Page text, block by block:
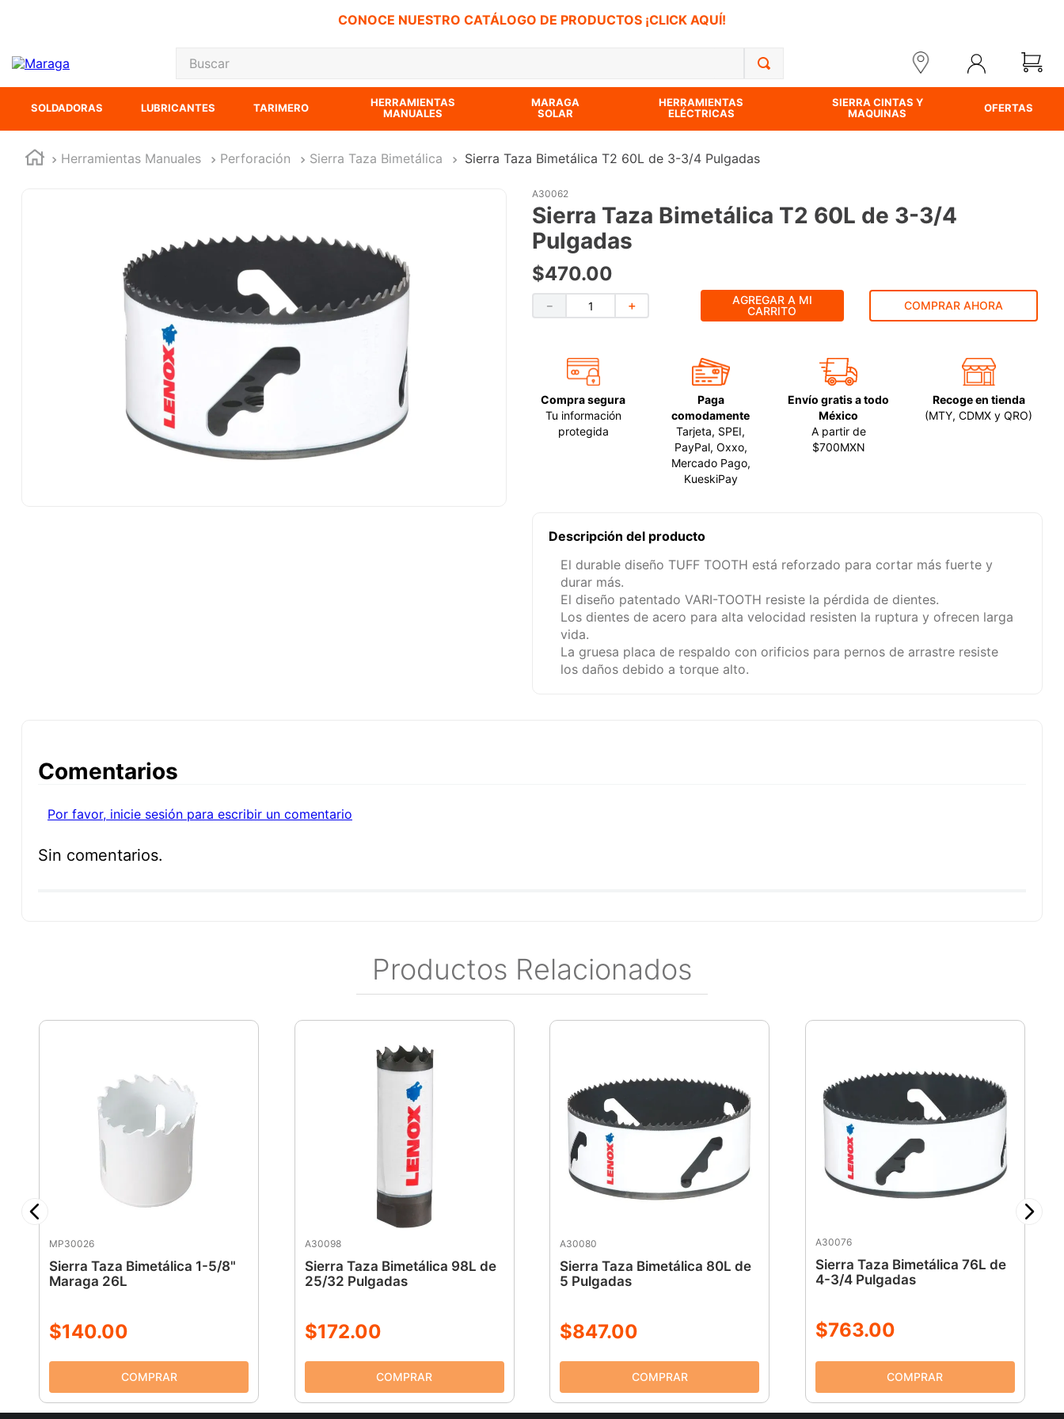
CONOCE NUESTRO CATÁLOGO DE PRODUCTOS ¡CLICK AQUÍ!
Buscar
SOLDADORAS LUBRICANTES TARIMERO
HERRAMIENTAS
MANUALES
MARAGA
SOLAR
HERRAMIENTAS
ELÉCTRICAS
SIERRA CINTAS Y
MAQUINAS
OFERTAS
Herramientas Manuales Perforación Sierra Taza Bimetálica Sierra Taza Bimetálica T2 60L de 3-3/4 Pulgadas
A30062
Sierra Taza Bimetálica T2 60L de 3-3/4
Pulgadas
$470.00
＋
－
AGREGAR A MI
CARRITO
COMPRAR AHORA
Compra segura
Tu información
protegida
Paga
comodamente
Tarjeta, SPEI,
PayPal, Oxxo,
Mercado Pago,
KueskiPay
Envío gratis a todo
México
A partir de
$700MXN
Recoge en tienda
(MTY, CDMX y QRO)
Descripción del producto
El durable diseño TUFF TOOTH está reforzado para cortar más fuerte y
durar más.
El diseño patentado VARI-TOOTH resiste la pérdida de dientes.
Los dientes de acero para alta velocidad resisten la ruptura y ofrecen larga
vida.
La gruesa placa de respaldo con orificios para pernos de arrastre resiste
los daños debido a torque alto.
Comentarios
Por favor, inicie sesión para escribir un comentario
Sin comentarios.
Productos Relacionados
MP30026
Sierra Taza Bimetálica 1-5/8"
Maraga 26L
$140.00
A30098
Sierra Taza Bimetálica 98L de
25/32 Pulgadas
$172.00
A30080
Sierra Taza Bimetálica 80L de
5 Pulgadas
$847.00
A30076
Sierra Taza Bimetálica 76L de
4-3/4 Pulgadas
$763.00
TÉRMINOS MÁS BUSCADOS
7.
8.
ke500
-cut